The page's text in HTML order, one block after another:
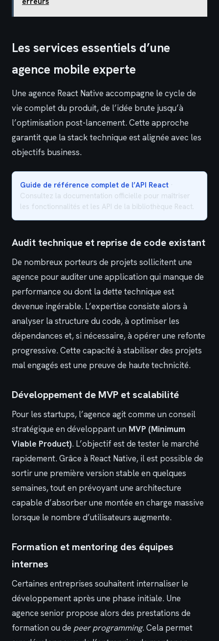
Les services essentiels d’une
agence mobile experte
Une agence React Native accompagne le cycle de
vie complet du produit, de l’idée brute jusqu’à
l’optimisation post-lancement. Cette approche
garantit que la stack technique est alignée avec les
objectifs business.
Guide de référence complet de l’API React ·
Consultez la documentation officielle pour maîtriser
les fonctionnalités et les API de la bibliothèque React.
Audit technique et reprise de code existant
De nombreux porteurs de projets sollicitent une
agence pour auditer une application qui manque de
performance ou dont la dette technique est
devenue ingérable. L’expertise consiste alors à
analyser la structure du code, à optimiser les
dépendances et, si nécessaire, à opérer une refonte
progressive. Cette capacité à stabiliser des projets
mal engagés est une preuve de haute technicité.
Développement de MVP et scalabilité
Pour les startups, l’agence agit comme un conseil
stratégique en développant un MVP (Minimum
Viable Product). L’objectif est de tester le marché
rapidement. Grâce à React Native, il est possible de
sortir une première version stable en quelques
semaines, tout en prévoyant une architecture
capable d’absorber une montée en charge massive
lorsque le nombre d’utilisateurs augmente.
Formation et mentoring des équipes
internes
Certaines entreprises souhaitent internaliser le
développement après une phase initiale. Une
agence senior propose alors des prestations de
formation ou de peer programming. Cela permet